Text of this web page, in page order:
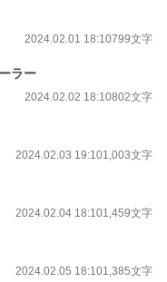
2024.02.01 18:10799文字
ラー
2024.02.02 18:10802文字
2024.02.03 19:101,003文字
2024.02.04 18:101,459文字
2024.02.05 18:101,385文字